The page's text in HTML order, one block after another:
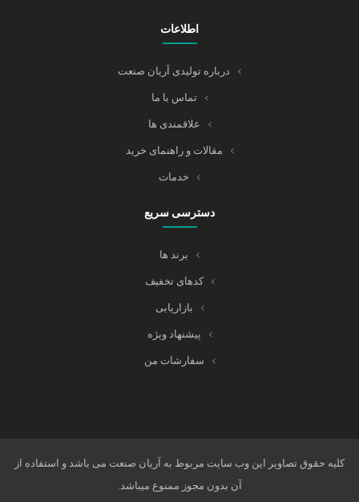
اطلاعات
درباره تولیدی آریان صنعت
تماس با ما
علاقمندی ها
مقالات و راهنمای خرید
خدمات
دسترسی سریع
برند ها
کدهای تخفیف
بازاریابی
پیشنهاد ویژه
سفارشات من
کلیه حقوق تصاویر این وب سایت مربوط به آریان صنعت می باشد و استفاده از
آن بدون مجوز ممنوع میباشد.